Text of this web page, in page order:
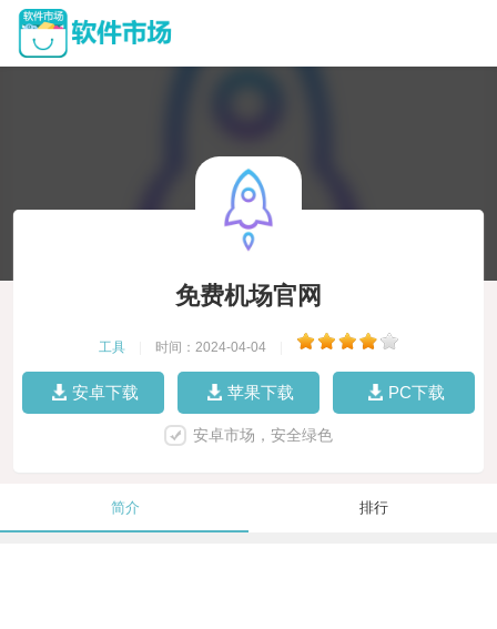
免费机场官网
工具 时间：2024-04-04
安卓下载 苹果下载 PC下载
安卓市场，安全绿色
简介 排行